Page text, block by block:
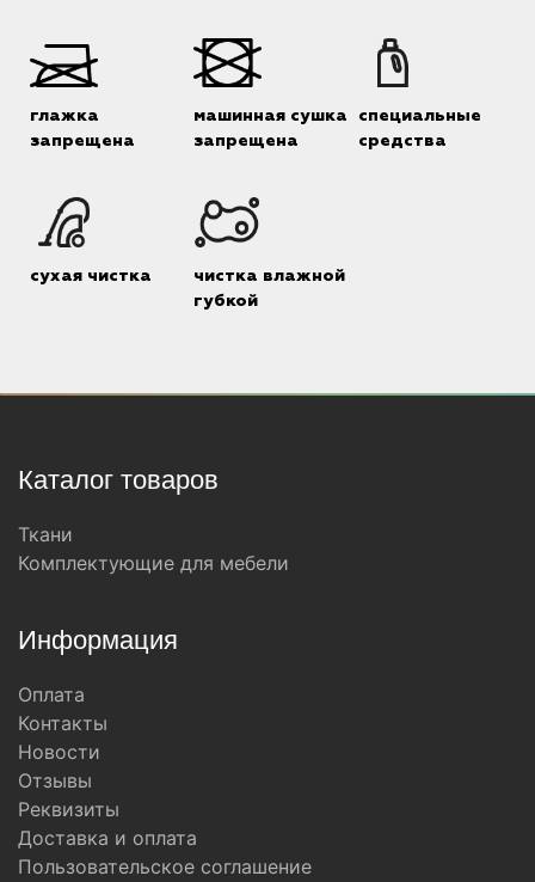
глажка
запрещена
машинная сушка
запрещена
специальные
средства
сухая чистка
чистка влажной
губкой
Каталог товаров
Ткани
Комплектующие для мебели
Информация
Оплата
Контакты
Новости
Отзывы
Реквизиты
Доставка и оплата
Пользовательское соглашение